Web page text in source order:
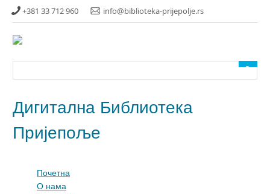
Прескочи
садржаја
+381 33 712 960 info@biblioteka-prijepolje.rs
Дигитална Библиотека
Пријепоље
Почетна
О нама